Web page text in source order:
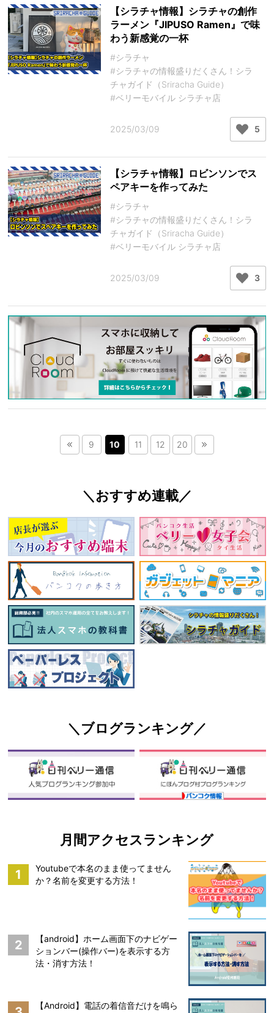
【シラチャ情報】シラチャの創作
ラーメン『JIPUSO Ramen』で味
わう新感覚の一杯
#シラチャ
#シラチャの情報盛りだくさん！シラ
チャガイド（Sriracha Guide）
#ベリーモバイル シラチャ店
2025/03/09 5
【シラチャ情報】ロビンソンでス
ペアキーを作ってみた
#シラチャ
#シラチャの情報盛りだくさん！シラ
チャガイド（Sriracha Guide）
#ベリーモバイル シラチャ店
2025/03/09 3
9 10 11 12 20
＼おすすめ連載／
＼ブログランキング／
月間アクセスランキング
1
Youtubeで本名のまま使ってません
か？名前を変更する方法！
2
【android】ホーム画面下のナビゲー
ションバー(操作バー)を表示する方
法・消す方法！
【Android】電話の着信音だけを鳴ら